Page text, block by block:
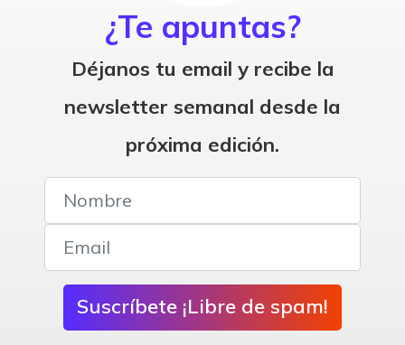
¿Te apuntas?
Déjanos tu email y recibe la
newsletter semanal desde la
próxima edición.
Suscríbete ¡Libre de spam!